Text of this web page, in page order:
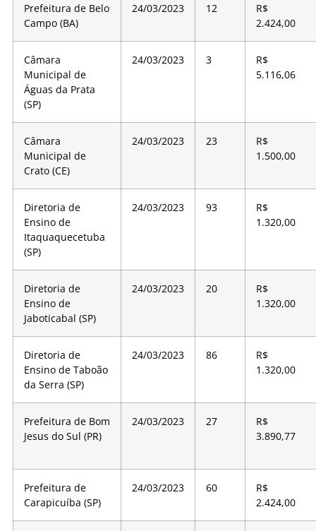
Prefeitura de Belo
Campo (BA)
24/03/2023 12
R$
2.424,00
Câmara
Municipal de
Águas da Prata
(SP)
24/03/2023 3
R$
5.116,06
Câmara
Municipal de
Crato (CE)
24/03/2023 23
R$
1.500,00
Diretoria de
Ensino de
Itaquaquecetuba
(SP)
24/03/2023 93
R$
1.320,00
Diretoria de
Ensino de
Jaboticabal (SP)
24/03/2023 20
R$
1.320,00
Diretoria de
Ensino de Taboão
da Serra (SP)
24/03/2023 86
R$
1.320,00
Prefeitura de Bom
Jesus do Sul (PR)
24/03/2023 27
R$
3.890,77
Prefeitura de
Carapicuíba (SP)
24/03/2023 60
R$
2.424,00